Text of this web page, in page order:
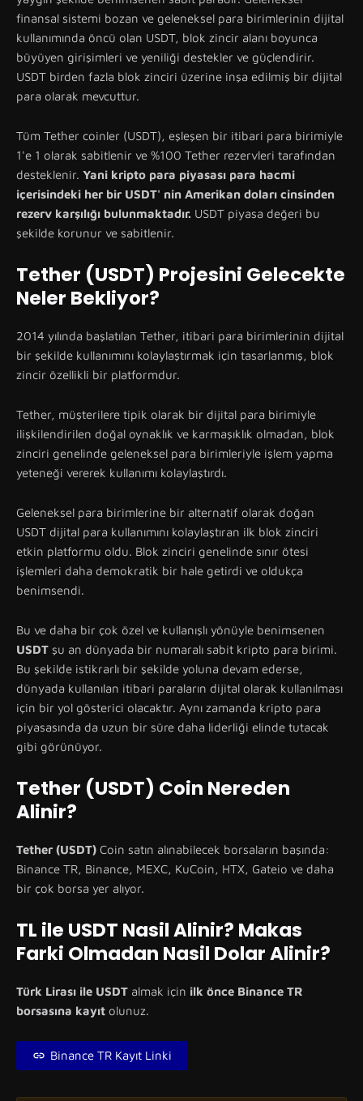
finansal sistemi bozan ve geleneksel para birimlerinin dijital
kullanımında öncü olan USDT, blok zincir alanı boyunca
büyüyen girişimleri ve yeniliği destekler ve güçlendirir.
USDT birden fazla blok zinciri üzerine inşa edilmiş bir dijital
para olarak mevcuttur.
Tüm Tether coinler (USDT), eşleşen bir itibari para birimiyle
1'e 1 olarak sabitlenir ve %100 Tether rezervleri tarafından
desteklenir. Yani kripto para piyasası para hacmi
içerisindeki her bir USDT' nin Amerikan doları cinsinden
rezerv karşılığı bulunmaktadır. USDT piyasa değeri bu
şekilde korunur ve sabitlenir.
Tether (USDT) Projesini Gelecekte
Neler Bekliyor?
2014 yılında başlatılan Tether, itibari para birimlerinin dijital
bir şekilde kullanımını kolaylaştırmak için tasarlanmış, blok
zincir özellikli bir platformdur.
Tether, müşterilere tipik olarak bir dijital para birimiyle
ilişkilendirilen doğal oynaklık ve karmaşıklık olmadan, blok
zinciri genelinde geleneksel para birimleriyle işlem yapma
yeteneği vererek kullanımı kolaylaştırdı.
Geleneksel para birimlerine bir alternatif olarak doğan
USDT dijital para kullanımını kolaylaştıran ilk blok zinciri
etkin platformu oldu. Blok zinciri genelinde sınır ötesi
işlemleri daha demokratik bir hale getirdi ve oldukça
benimsendi.
Bu ve daha bir çok özel ve kullanışlı yönüyle benimsenen
USDT şu an dünyada bir numaralı sabit kripto para birimi.
Bu şekilde istikrarlı bir şekilde yoluna devam ederse,
dünyada kullanılan itibari paraların dijital olarak kullanılması
için bir yol gösterici olacaktır. Aynı zamanda kripto para
piyasasında da uzun bir süre daha liderliği elinde tutacak
gibi görünüyor.
Tether (USDT) Coin Nereden
Alinir?
Tether (USDT) Coin satın alınabilecek borsaların başında:
Binance TR, Binance, MEXC, KuCoin, HTX, Gateio ve daha
bir çok borsa yer alıyor.
TL ile USDT Nasil Alinir? Makas
Farki Olmadan Nasil Dolar Alinir?
Türk Lirası ile USDT almak için ilk önce Binance TR
borsasına kayıt olunuz.
Binance TR Kayıt Linki